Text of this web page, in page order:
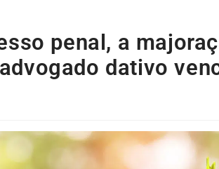
penal, a
dativo